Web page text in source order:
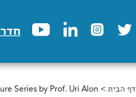
הינך נמצא כאן
דף הבית > Systems Biology Lecture Series by Prof. Uri Alon - גלריה